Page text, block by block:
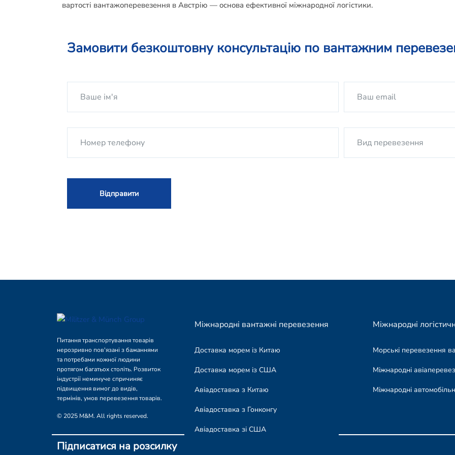
вартості вантажоперевезення в Австрію — основа ефективної міжнародної логістики.
Замовити безкоштовну консультацію по вантажним
Питання транспортування товарів
нерозривно пов'язані з бажаннями
та потребами кожної людини
протягом багатьох століть. Розвиток
індустрії неминуче спричиняє
підвищення вимог до видів,
термінів, умов перевезення товарів.
© 2025 M&M. All rights reserved.
Міжнародні вантажні перевезення
Доставка морем із Китаю
Доставка морем із США
Авіадоставка з Китаю
Авіадоставка з Гонконгу
Авіадоставка зі США
Міжнародні
Морські перевезення
Міжнародні
Міжнародні
Підписатися на розсилку